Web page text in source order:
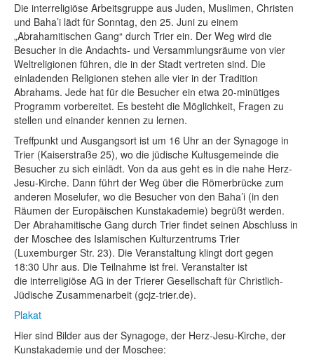
Die interreligiöse Arbeitsgruppe aus Juden, Muslimen, Christen
und Baha’i lädt für Sonntag, den 25. Juni zu einem
„Abrahamitischen Gang“ durch Trier ein. Der Weg wird die
Besucher in die Andachts- und Versammlungsräume von vier
Weltreligionen führen, die in der Stadt vertreten sind. Die
einladenden Religionen stehen alle vier in der Tradition
Abrahams. Jede hat für die Besucher ein etwa 20-minütiges
Programm vorbereitet. Es besteht die Möglichkeit, Fragen zu
stellen und einander kennen zu lernen.
Treffpunkt und Ausgangsort ist um 16 Uhr an der Synagoge in
Trier (Kaiserstraße 25), wo die jüdische Kultusgemeinde die
Besucher zu sich einlädt. Von da aus geht es in die nahe Herz-
Jesu-Kirche. Dann führt der Weg über die Römerbrücke zum
anderen Moselufer, wo die Besucher von den Baha’i (in den
Räumen der Europäischen Kunstakademie) begrüßt werden.
Der Abrahamitische Gang durch Trier findet seinen Abschluss in
der Moschee des Islamischen Kulturzentrums Trier
(Luxemburger Str. 23). Die Veranstaltung klingt dort gegen
18:30 Uhr aus. Die Teilnahme ist frei. Veranstalter ist
die interreligiöse AG in der Trierer Gesellschaft für Christlich-
Jüdische Zusammenarbeit (gcjz-trier.de).
Plakat
Hier sind Bilder aus der Synagoge, der Herz-Jesu-Kirche, der
Kunstakademie und der Moschee: